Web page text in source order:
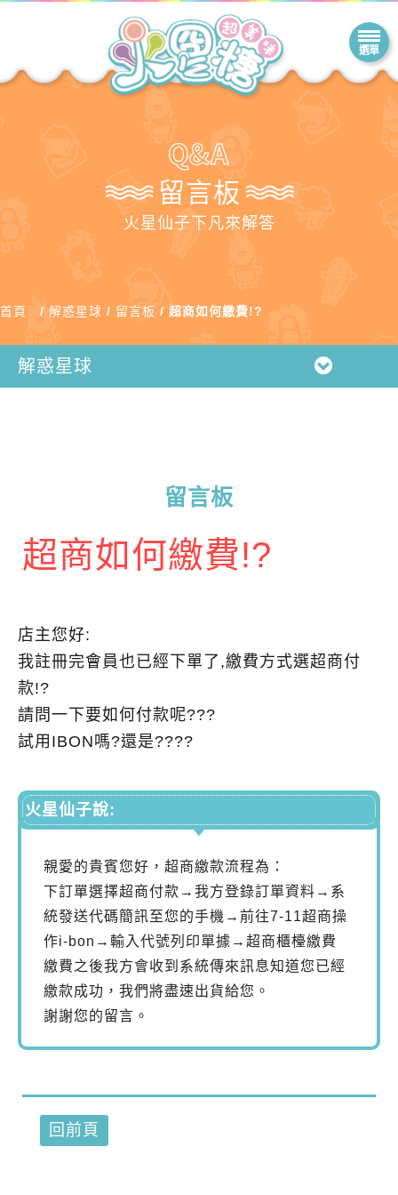
留言板
火星仙子下凡來解答
首頁 解惑星球 留言板 超商如何繳費!?
解惑星球
留言板
超商如何繳費!?
店主您好:
我註冊完會員也已經下單了,繳費方式選超商付
款!?
請問一下要如何付款呢???
試用IBON嗎?還是????
火星仙子說:
親愛的貴賓您好，超商繳款流程為：
下訂單選擇超商付款→我方登錄訂單資料→系
統發送代碼簡訊至您的手機→前往7-11超商操
作i-bon→輸入代號列印單據→超商櫃檯繳費
繳費之後我方會收到系統傳來訊息知道您已經
繳款成功，我們將盡速出貨給您。
謝謝您的留言。
回前頁